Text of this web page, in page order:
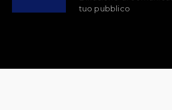
tuo pubblico